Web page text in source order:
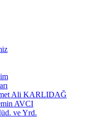
Ali KARLIDAĞ
AVCI
ve Yrd.